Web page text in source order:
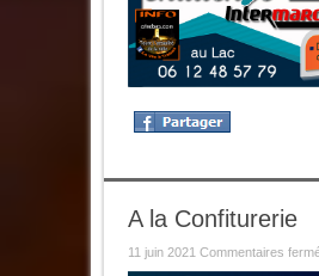
A la Confiturerie
11 juin 2021 Commentaires